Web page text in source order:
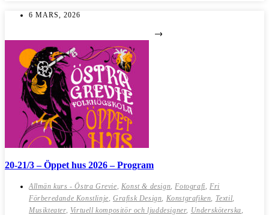
6 MARS, 2026
20-21/3 – Öppet hus 2026 – Program
Allmän kurs - Östra Grevie Konst & design Fotografi
Fri
Förberedande Konstlinje ,Grafisk Design Konstgrafiken Textil
Musikteater, Virtuell kompositör och ljuddesigner, Undersköterska